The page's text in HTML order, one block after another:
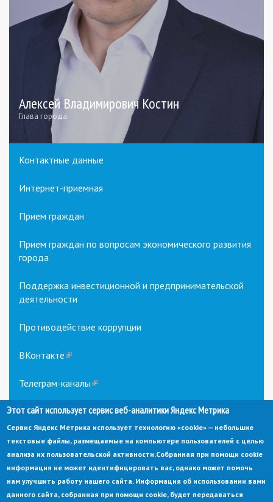
Алексей Владимирович Костин
Глава города
Контактные данные
Интернет-приемная
Прием граждан
Прием граждан по вопросам экономического развития
города
Поддержка инвестиционной и предпринимательской
деятельности
Противодействие коррупции
ВКонтакте(link
external)
Телеграм-каналы(link
external)
Этот сайт использует сервис веб-аналитики Яндекс Метрика
Сервис Яндекс Метрика использует технологию «cookie» — небольшие
текстовые файлы, размещаемые на компьютере пользователей с целью
анализа их пользовательской активности.Собранная при помощи cookie
информация не может идентифицировать вас, однако может помочь
нам улучшить работу нашего сайта. Информация об использовании вами
данного сайта, собранная при помощи cookie, будет передаваться